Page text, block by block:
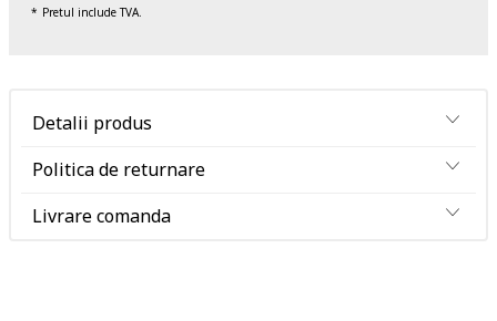
Pretul include TVA.
Detalii produs
Politica de returnare
Livrare comanda